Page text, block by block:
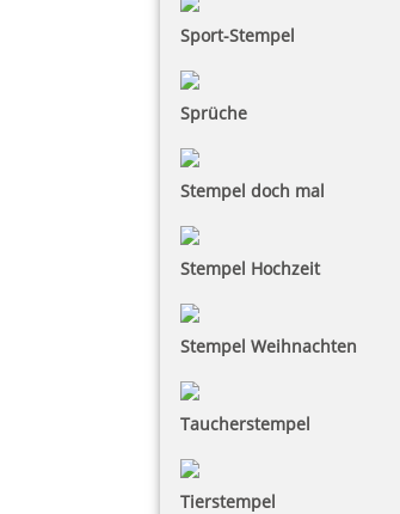
Sport-Stempel
Sprüche
Stempel doch mal
Stempel Hochzeit
Stempel Weihnachten
Taucherstempel
Tierstempel